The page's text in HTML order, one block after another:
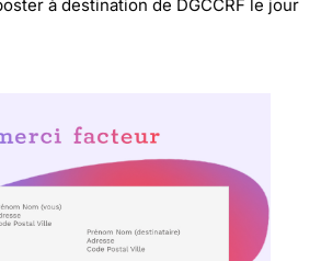
à destination de DGCCRF le jour